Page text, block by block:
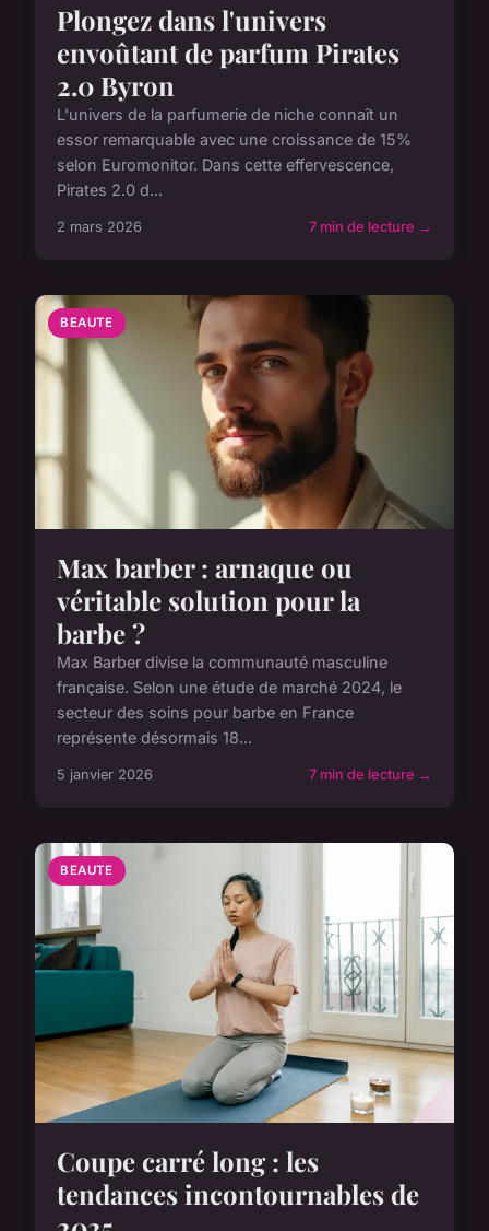
Plongez dans l'univers
envoûtant de parfum Pirates
2.0 Byron
L'univers de la parfumerie de niche connaît un
essor remarquable avec une croissance de 15%
selon Euromonitor. Dans cette effervescence,
Pirates 2.0 d...
2 mars 2026 7 min de lecture →
BEAUTE
Max barber : arnaque ou
véritable solution pour la
barbe ?
Max Barber divise la communauté masculine
française. Selon une étude de marché 2024, le
secteur des soins pour barbe en France
représente désormais 18...
5 janvier 2026 7 min de lecture →
BEAUTE
Coupe carré long : les
tendances incontournables de